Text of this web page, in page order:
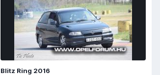
Blitz Ring 2016